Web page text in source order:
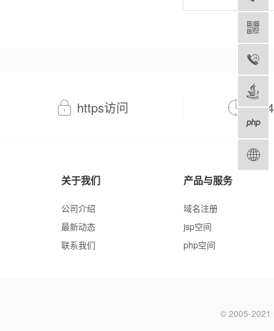
https访问
关于我们
公司介绍
最新动态
联系我们
产品与服务
域名注册
jsp空间
php空间
© 2005-2021